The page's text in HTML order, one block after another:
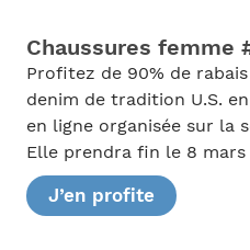
Chaussures femme
Profitez de 90% de
denim de tradition U.S.
en ligne organisée sur la
Elle prendra fin le 8 mars
J’en profite